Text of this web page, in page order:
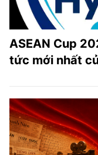
ASEAN Cup
tức mới nhất